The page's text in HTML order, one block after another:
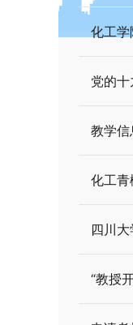
化工学
党的
教学
化工
四川
“教授